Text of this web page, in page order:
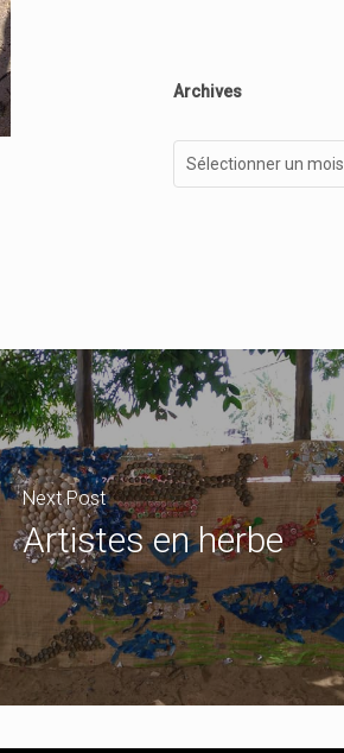
Archives
Archives
Sélectionner un mois
Next Post
Artistes en herbe